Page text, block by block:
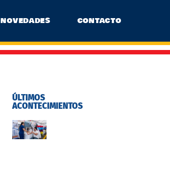
NOVEDADES CONTACTO
ÚLTIMOS
ACONTECIMIENTOS